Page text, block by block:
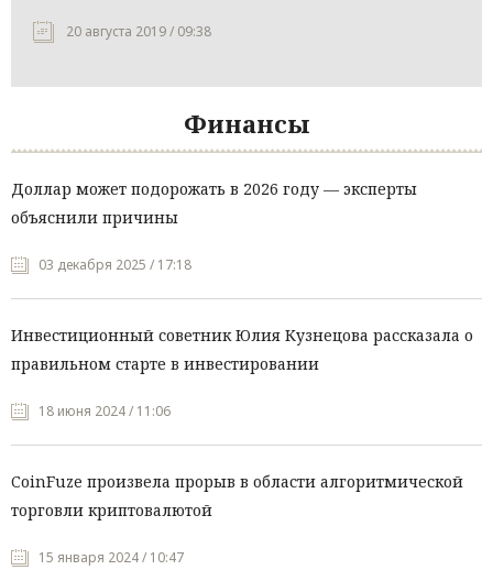
20 августа 2019 / 09:38
Финансы
Доллар может подорожать в 2026 году — эксперты
объяснили причины
03 декабря 2025 / 17:18
Инвестиционный советник Юлия Кузнецова рассказала о
правильном старте в инвестировании
18 июня 2024 / 11:06
CoinFuze произвела прорыв в области алгоритмической
торговли криптовалютой
15 января 2024 / 10:47